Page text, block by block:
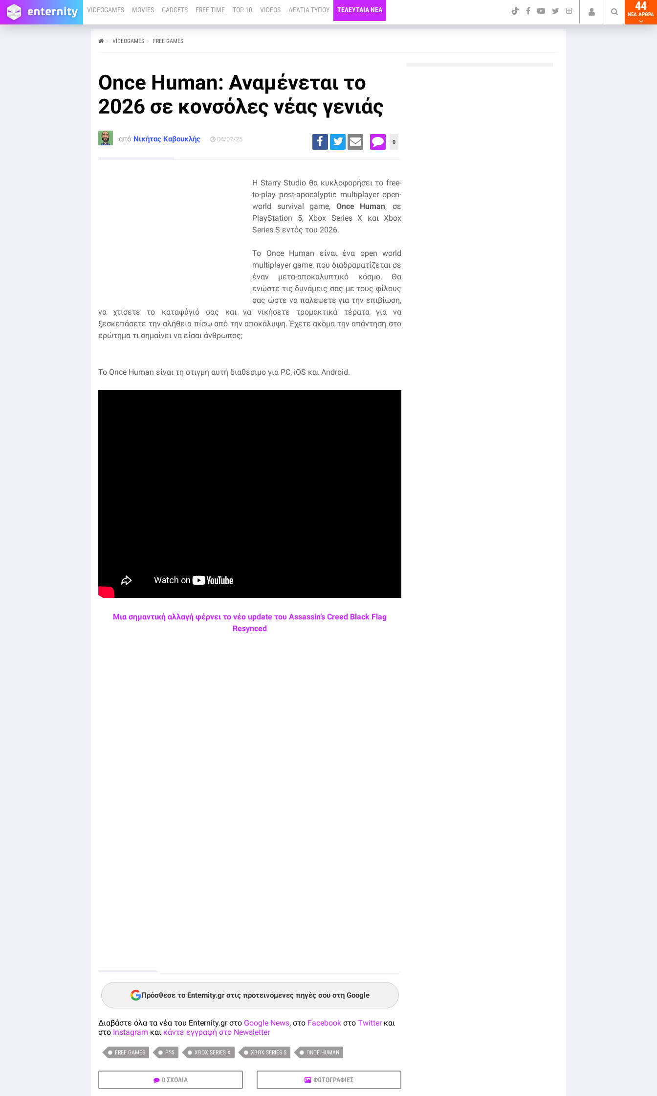
VIDEOGAMES MOVIES GADGETS FREE TIME TOP 10 VIDEOS ΔΕΛΤΙΑ ΤΥΠΟΥ ΤΕΛΕΥΤΑΙΑ ΝΕΑ 44
NEA ΑΡΘΡΑ
VIDEOGAMES FREE GAMES
Once Human: Αναμένεται το
2026 σε κονσόλες νέας γενιάς
από Νικήτας Καβουκλής 04/07/25 0
Η Starry Studio θα κυκλοφορήσει το free-
to-play post-apocalyptic multiplayer open-
world survival game, Once Human, σε
PlayStation 5, Xbox Series X και Xbox
Series S εντός του 2026.
Το Once Human είναι ένα open world
multiplayer game, που διαδραματίζεται σε
έναν μετα-αποκαλυπτικό κόσμο. Θα
ενώστε τις δυνάμεις σας με τους φίλους
σας ώστε να παλέψετε για την επιβίωση,
να χτίσετε το καταφύγιό σας και να νικήσετε τρομακτικά τέρατα για να
ξεσκεπάσετε την αλήθεια πίσω από την αποκάλυψη. Έχετε ακόμα την απάντηση στο
ερώτημα τι σημαίνει να είσαι άνθρωπος;
Το Once Human είναι τη στιγμή αυτή διαθέσιμο για PC, iOS και Android.
Μια σημαντική αλλαγή φέρνει το νέο update του Assassin’s Creed Black Flag
Resynced
Πρόσθεσε το Enternity.gr στις προτεινόμενες πηγές σου στη Google
Διαβάστε όλα τα νέα του Enternity.gr στο Google News, στο Facebook στο Twitterκαι
στο Instagram και κάντε εγγραφή στο Newsletter
FREE GAMES PS5 XBOX SERIES X XBOX SERIES S ONCE HUMAN
0 ΣΧΟΛΙΑ ΦΩΤΟΓΡΑΦΙΕΣ
Νικήτας Καβουκλής
apocalyptic multiplayer open-world survival game, Once
Human, σε PlayStation 5, Xbox Series X και Xbox Series